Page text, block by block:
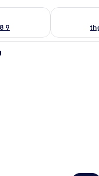
9
nay từ thg 8 8 - thg 8 9
Kiểm tra
Bộ đồ giường cao cấp, nệm